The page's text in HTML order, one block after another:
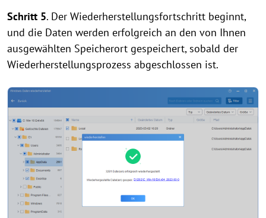
Schritt 5. Der Wiederherstellungsfortschritt beginnt,
und die Daten werden erfolgreich an den von Ihnen
ausgewählten Speicherort gespeichert, sobald der
Wiederherstellungsprozess abgeschlossen ist.